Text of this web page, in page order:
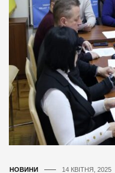
НОВИНИ 14 КВІТНЯ, 2025